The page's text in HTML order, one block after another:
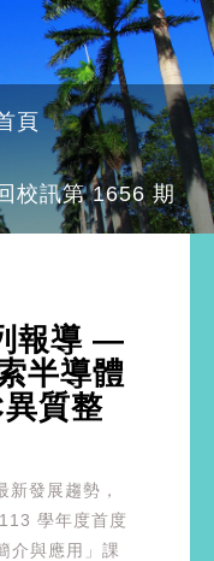
頁
校訊第 1656 期
報導 —
半導體
質整
發展趨勢，
學年度首度
介與應用」課